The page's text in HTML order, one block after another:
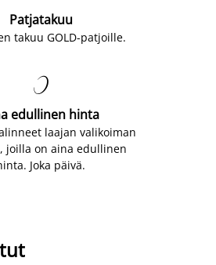
Patjatakuu
takuu GOLD-patjoille.

edullinen hinta
laajan valikoiman
joilla on aina edullinen
Joka päivä.